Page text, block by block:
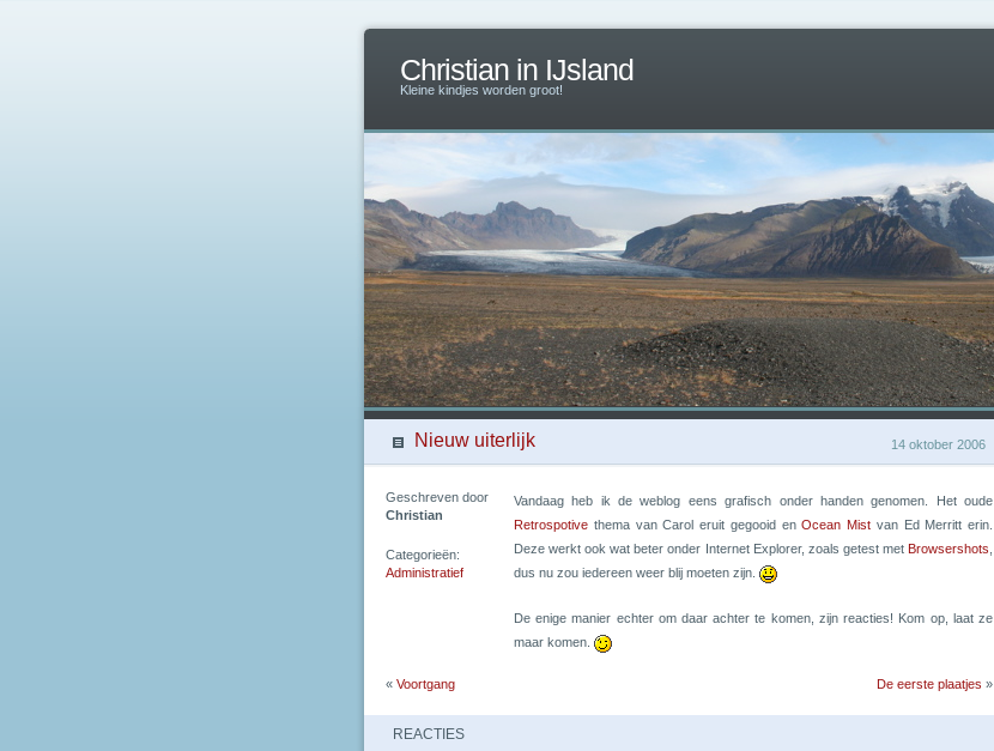
Christian in IJsland
Kleine kindjes worden groot!
14 oktober 2006
Nieuw uiterlijk
Vandaag heb ik de weblog eens grafisch onder handen genomen. Het oude
Retrospotive thema van Carol eruit gegooid enOcean Mist van Ed Merritt erin.
Deze werkt ook wat beter onder Internet Explorer, zoals getest met Browsershots
dus nu zou iedereen weer blij moeten zijn.
De enige manier echter om daar achter te komen, zijn reacties! Kom op, laat ze
maar komen.
Geschreven door
Christian
Categorieën:
Administratief
« Voortgang De eerste plaatjes »
REACTIES